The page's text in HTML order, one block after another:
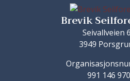
Brevik
Seivallveien
3949
991 146 970